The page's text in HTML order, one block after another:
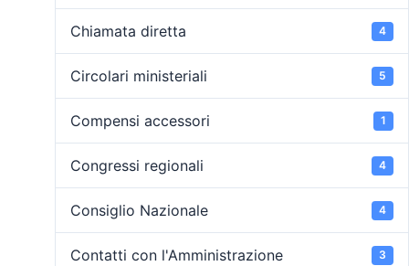
Chiamata diretta 4
Circolari ministeriali 5
Compensi accessori 1
Congressi regionali 4
Consiglio Nazionale 4
Contatti con l'Amministrazione 3